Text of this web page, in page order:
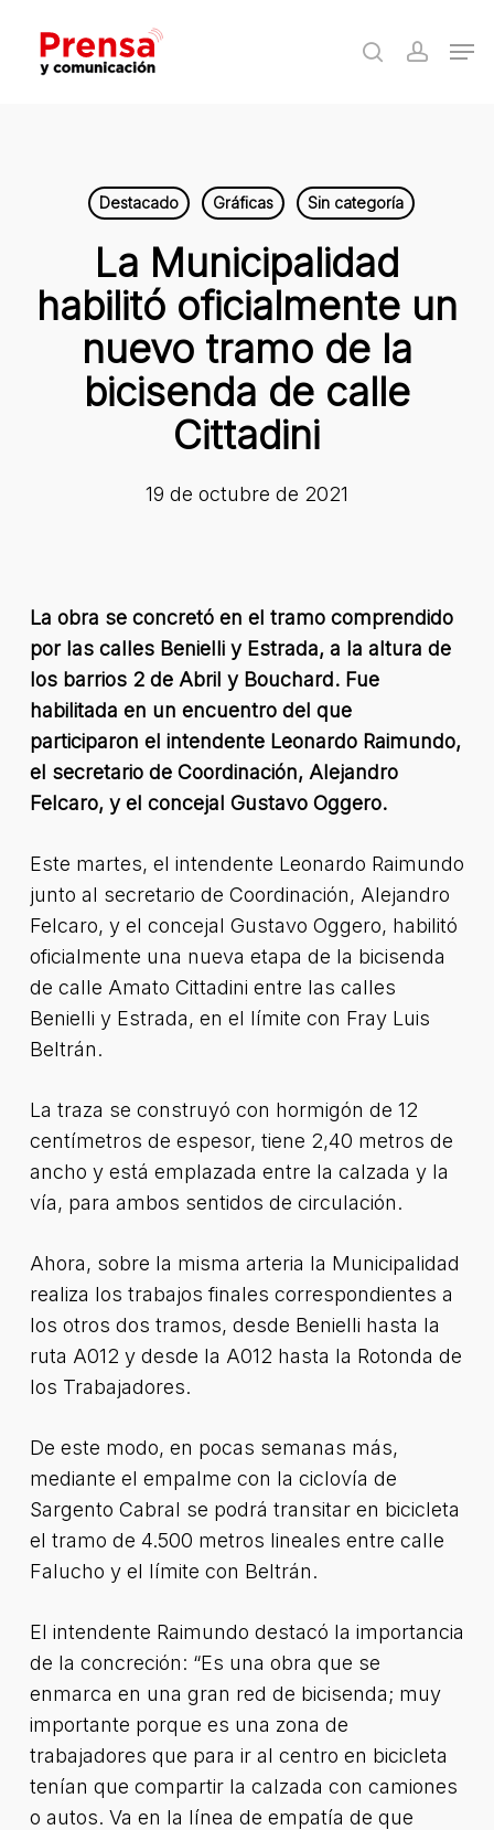
main
search
Destacado Gráficas Sin categoría
La Municipalidad
habilitó oficialmente un
nuevo tramo de la
bicisenda de calle
Cittadini
19 de octubre de 2021
La obra se concretó en el tramo comprendido
por las calles Benielli y Estrada, a la altura de
los barrios 2 de Abril y Bouchard. Fue
habilitada en un encuentro del que
participaron el intendente Leonardo Raimundo,
el secretario de Coordinación, Alejandro
Felcaro, y el concejal Gustavo Oggero.
Este martes, el intendente Leonardo Raimundo
junto al secretario de Coordinación, Alejandro
Felcaro, y el concejal Gustavo Oggero, habilitó
oficialmente una nueva etapa de la bicisenda
de calle Amato Cittadini entre las calles
Benielli y Estrada, en el límite con Fray Luis
Beltrán.
La traza se construyó con hormigón de 12
centímetros de espesor, tiene 2,40 metros de
ancho y está emplazada entre la calzada y la
vía, para ambos sentidos de circulación.
Ahora, sobre la misma arteria la Municipalidad
realiza los trabajos finales correspondientes a
los otros dos tramos, desde Benielli hasta la
ruta A012 y desde la A012 hasta la Rotonda de
los Trabajadores.
De este modo, en pocas semanas más,
mediante el empalme con la ciclovía de
Sargento Cabral se podrá transitar en bicicleta
el tramo de 4.500 metros lineales entre calle
Falucho y el límite con Beltrán.
El intendente Raimundo destacó la importancia
de la concreción: “Es una obra que se
enmarca en una gran red de bicisenda; muy
importante porque es una zona de
trabajadores que para ir al centro en bicicleta
tenían que compartir la calzada con camiones
o autos. Va en la línea de empatía de que